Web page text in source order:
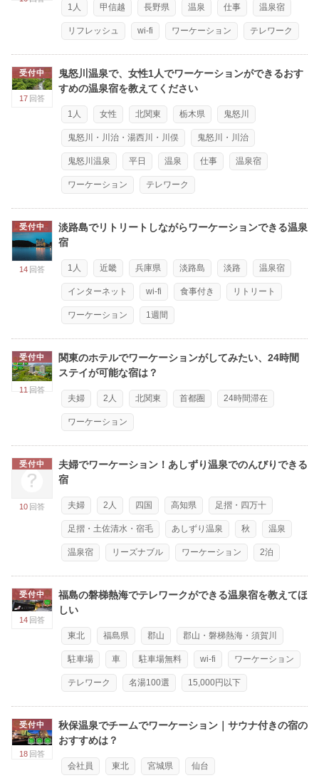
1人
甲信越 長野県 温泉 仕事 温泉宿
リフレッシュ wi-fi ワーケーション テレワーク
受付中
17 回答
鬼怒川温泉で、女性1人でワーケーションができるおす
すめの温泉宿を教えてください
1人 女性 北関東 栃木県 鬼怒川
鬼怒川・川治・湯西川・川俣 鬼怒川・川治
鬼怒川温泉 平日 温泉 仕事 温泉宿
ワーケーション テレワーク
受付中
14 回答
淡路島でリトリートしながらワーケーションできる温泉
宿
1人 近畿 兵庫県 淡路島 淡路 温泉宿
インターネット wi-fi 食事付き リトリート
ワーケーション 1週間
受付中
11 回答
関東のホテルでワーケーションがしてみたい、24時間
ステイが可能な宿は？
夫婦 2人 北関東 首都圏 24時間滞在
ワーケーション
受付中
10 回答
夫婦でワーケーション！あしずり温泉でのんびりできる
宿
夫婦 2人 四国 高知県 足摺・四万十
足摺・土佐清水・宿毛 あしずり温泉 秋 温泉
温泉宿 リーズナブル ワーケーション 2泊
受付中
14 回答
福島の磐梯熱海でテレワークができる温泉宿を教えてほ
しい
東北 福島県 郡山 郡山・磐梯熱海・須賀川
駐車場 車 駐車場無料 wi-fi ワーケーション
テレワーク 名湯100選 15,000円以下
受付中
18 回答
秋保温泉でチームでワーケーション｜サウナ付きの宿の
おすすめは？
会社員 東北 宮城県 仙台